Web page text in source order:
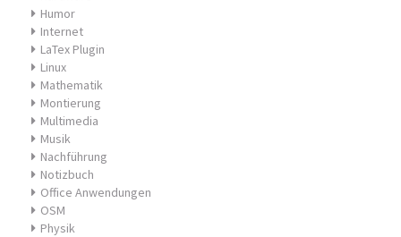
Humor
Internet
LaTex Plugin
Linux
Mathematik
Montierung
Multimedia
Musik
Nachführung
Notizbuch
Office Anwendungen
OSM
Physik